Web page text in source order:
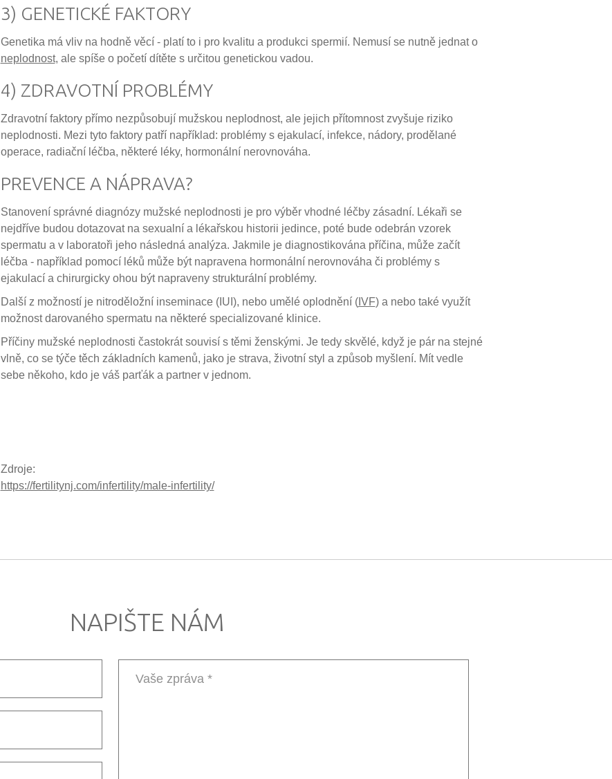
3) GENETICKÉ FAKTORY
Genetika má vliv na hodně věcí - platí to i pro kvalitu a produkci spermií. Nemusí se nutně jednat o
neplodnost, ale spíše o početí dítěte s určitou genetickou vadou.
4) ZDRAVOTNÍ PROBLÉMY
Zdravotní faktory přímo nezpůsobují mužskou neplodnost, ale jejich přítomnost zvyšuje riziko
neplodnosti. Mezi tyto faktory patří například: problémy s ejakulací, infekce, nádory, prodělané
operace, radiační léčba, některé léky, hormonální nerovnováha.
PREVENCE A NÁPRAVA?
Stanovení správné diagnózy mužské neplodnosti je pro výběr vhodné léčby zásadní. Lékaři se
nejdříve budou dotazovat na sexualní a lékařskou historii jedince, poté bude odebrán vzorek
spermatu a v laboratoři jeho následná analýza. Jakmile je diagnostikována příčina, může začít
léčba - například pomocí léků může být napravena hormonální nerovnováha či problémy s
ejakulací a chirurgicky ohou být napraveny strukturální problémy.
Další z možností je nitroděložní inseminace (IUI), nebo umělé oplodnění (IVF) a nebo také využít
možnost darovaného spermatu na některé specializované klinice.
Příčiny mužské neplodnosti častokrát souvisí s těmi ženskými. Je tedy skvělé, když je pár na stejné
vlně, co se týče těch základních kamenů, jako je strava, životní styl a způsob myšlení. Mít vedle
sebe někoho, kdo je váš parťák a partner v jednom.
Zdroje:
https://fertilitynj.com/infertility/male-infertility/
NAPIŠTE NÁM